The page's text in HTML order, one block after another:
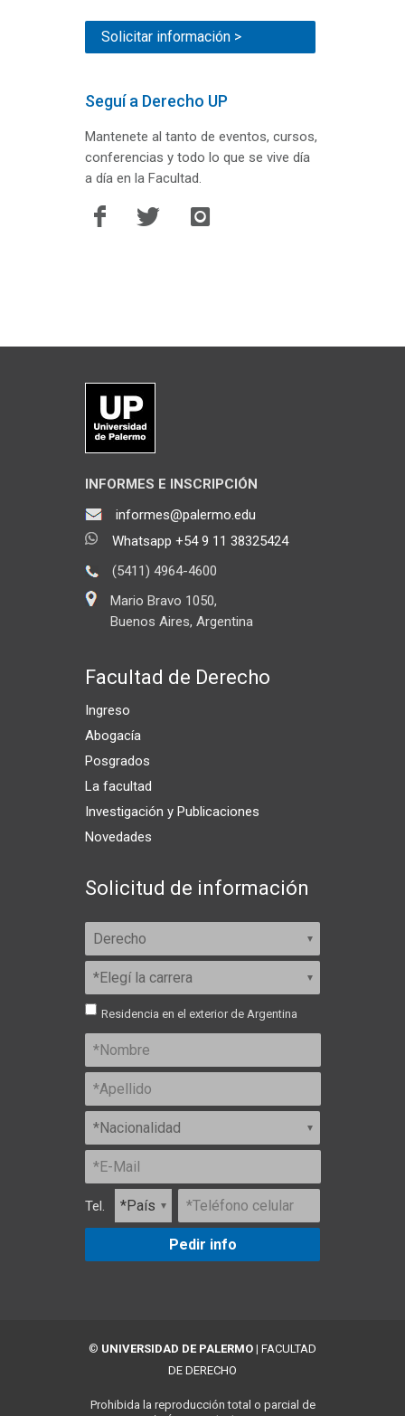
Solicitar información >
Seguí a Derecho UP
Mantenete al tanto de eventos, cursos,
conferencias y todo lo que se vive día
a día en la Facultad.
INFORMES E INSCRIPCIÓN
informes@palermo.edu
Whatsapp +54 9 11 38325424
(5411) 4964-4600
Mario Bravo 1050,
Buenos Aires, Argentina
Facultad de Derecho
Ingreso
Abogacía
Posgrados
La facultad
Investigación y Publicaciones
Novedades
Solicitud de información
Residencia en el exterior de Argentina
Tel.
Pedir info
© UNIVERSIDAD DE PALERMO | FACULTAD
DE DERECHO
Prohibida la reproducción total o parcial de